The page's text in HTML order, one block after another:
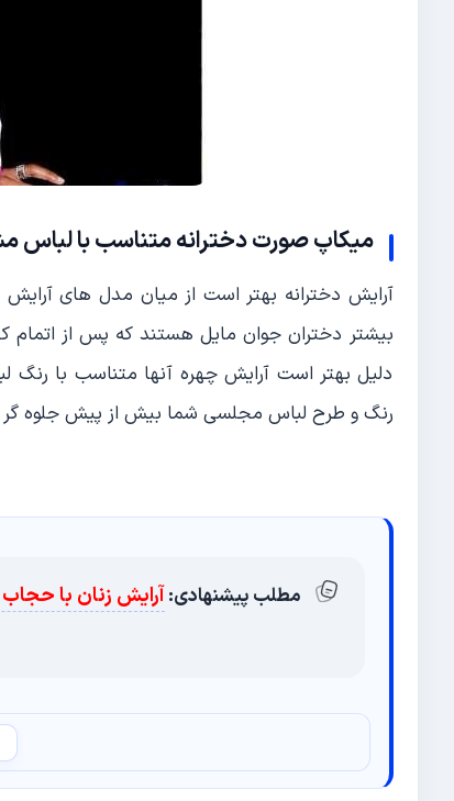
میکاپ صورت دخترانه متناسب با لباس
آرایش دخترانه بهتر است از میان مدل های
بیشتر دختران جوان مایل هستند که پس از
دلیل بهتر است آرایش چهره آنها متناسب با
رنگ و طرح لباس مجلسی شما بیش از پیش جلوه گر
مطلب پیشنهادی:آرایش زنان با